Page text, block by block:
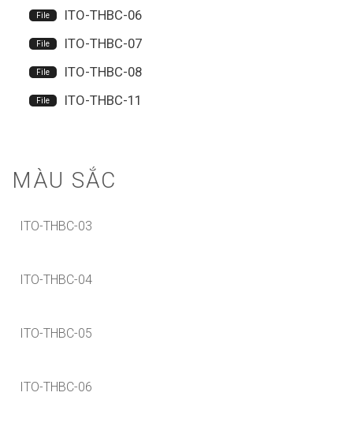
ITO-THBC-06
ITO-THBC-07
ITO-THBC-08
ITO-THBC-11
MÀU SẮC
ITO-THBC-03
ITO-THBC-04
ITO-THBC-05
ITO-THBC-06